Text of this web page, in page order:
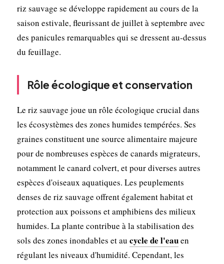
riz sauvage se développe rapidement au cours de la
saison estivale, fleurissant de juillet à septembre avec
des panicules remarquables qui se dressent au-dessus
du feuillage.
Rôle écologique et conservation
Le riz sauvage joue un rôle écologique crucial dans
les écosystèmes des zones humides tempérées. Ses
graines constituent une source alimentaire majeure
pour de nombreuses espèces de canards migrateurs,
notamment le canard colvert, et pour diverses autres
espèces d'oiseaux aquatiques. Les peuplements
denses de riz sauvage offrent également habitat et
protection aux poissons et amphibiens des milieux
humides. La plante contribue à la stabilisation des
sols des zones inondables et au cycle de l'eauen
régulant les niveaux d'humidité. Cependant, les